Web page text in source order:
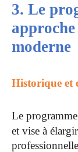
3. Le
moderne
Historique et
Le programme
et vise à